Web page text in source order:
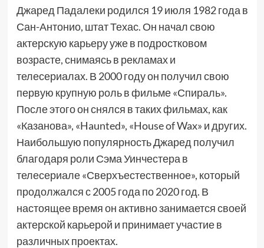
Джаред Падалеки родился 19 июля 1982 года в
Сан-Антонио, штат Техас. Он начал свою
актерскую карьеру уже в подростковом
возрасте, снимаясь в рекламах и
телесериалах. В 2000 году он получил свою
первую крупную роль в фильме «Спираль».
После этого он снялся в таких фильмах, как
«Казанова», «Haunted», «House of Wax» и других.
Наибольшую популярность Джаред получил
благодаря роли Сэма Уинчестера в
телесериале «Сверхъестественное», который
продолжался с 2005 года по 2020 год. В
настоящее время он активно занимается своей
актерской карьерой и принимает участие в
различных проектах.